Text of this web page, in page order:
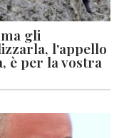
gli
l'appello
è per la vostra